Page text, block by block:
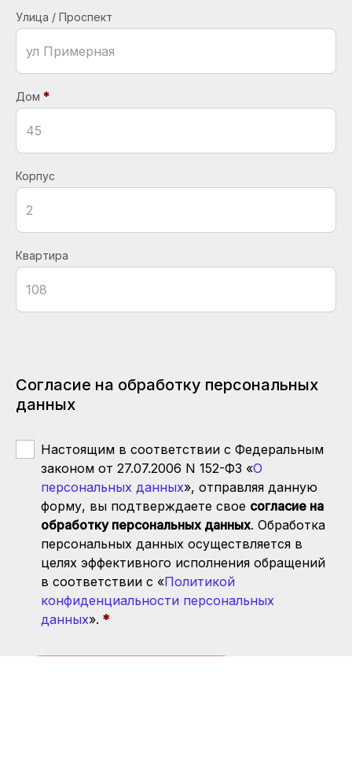
Улица / Проспект
Дом
Корпус
Квартира
Согласие на обработку персональных
данных
Настоящим в соответствии с Федеральным
законом от 27.07.2006 N 152-ФЗ «О
персональных данных», отправляя данную
форму, вы подтверждаете свое согласие на
обработку персональных данных. Обработка
персональных данных осуществляется в
целях эффективного исполнения обращений
в соответствии с «Политикой
конфиденциальности персональных
данных».